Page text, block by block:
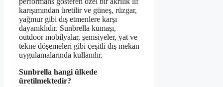
karışımından üretilir ve güneş, rüzgar,
yağmur gibi dış etmenlere karşı
dayanıklıdır. Sunbrella kumaşı,
outdoor mobilyalar, şemsiyeler, yat ve
tekne döşemeleri gibi çeşitli dış mekan
uygulamalarında kullanılır.
Sunbrella hangi ülkede
üretilmektedir?